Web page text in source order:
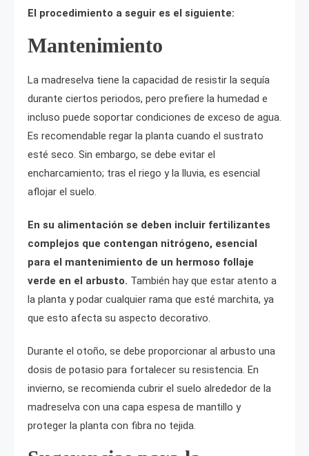
El procedimiento a seguir es el siguiente:
Mantenimiento
La madreselva tiene la capacidad de resistir la sequía
durante ciertos periodos, pero prefiere la humedad e
incluso puede soportar condiciones de exceso de agua.
Es recomendable regar la planta cuando el sustrato
esté seco. Sin embargo, se debe evitar el
encharcamiento; tras el riego y la lluvia, es esencial
aflojar el suelo.
En su alimentación se deben incluir fertilizantes
complejos que contengan nitrógeno, esencial
para el mantenimiento de un hermoso follaje
verde en el arbusto. También hay que estar atento a
la planta y podar cualquier rama que esté marchita, ya
que esto afecta su aspecto decorativo.
Durante el otoño, se debe proporcionar al arbusto una
dosis de potasio para fortalecer su resistencia. En
invierno, se recomienda cubrir el suelo alrededor de la
madreselva con una capa espesa de mantillo y
proteger la planta con fibra no tejida.